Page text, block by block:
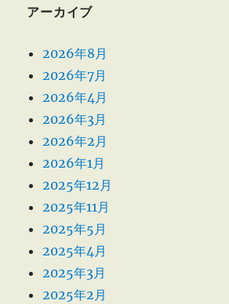
アーカイブ
2026年8月
2026年7月
2026年4月
2026年3月
2026年2月
2026年1月
2025年12月
2025年11月
2025年5月
2025年4月
2025年3月
2025年2月